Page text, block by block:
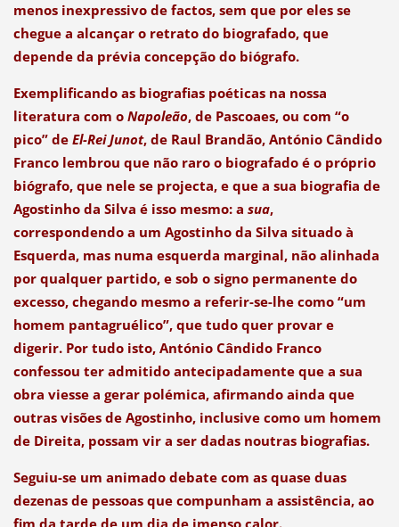
menos inexpressivo de factos, sem que por eles se
chegue a alcançar o retrato do biografado, que
depende da prévia concepção do biógrafo.
Exemplificando as biografias poéticas na nossa
literatura com o Napoleão, de Pascoaes, ou com “o
pico” de El-Rei Junot, de Raul Brandão, António Cândido
Franco lembrou que não raro o biografado é o próprio
biógrafo, que nele se projecta, e que a sua biografia de
Agostinho da Silva é isso mesmo: a sua,
correspondendo a um Agostinho da Silva situado à
Esquerda, mas numa esquerda marginal, não alinhada
por qualquer partido, e sob o signo permanente do
excesso, chegando mesmo a referir-se-lhe como “um
homem pantagruélico”, que tudo quer provar e
digerir. Por tudo isto, António Cândido Franco
confessou ter admitido antecipadamente que a sua
obra viesse a gerar polémica, afirmando ainda que
outras visões de Agostinho, inclusive como um homem
de Direita, possam vir a ser dadas noutras biografias.
Seguiu-se um animado debate com as quase duas
dezenas de pessoas que compunham a assistência, ao